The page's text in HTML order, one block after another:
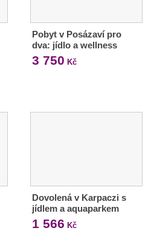
Pobyt v Posázaví pro
dva: jídlo a wellness
3 750 Kč
Dovolená v Karpaczi s
jídlem a aquaparkem
1 566 Kč